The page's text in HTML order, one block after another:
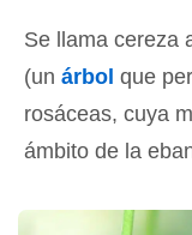
Se llama cereza
(un árbol que
rosáceas, cuya
ámbito de la